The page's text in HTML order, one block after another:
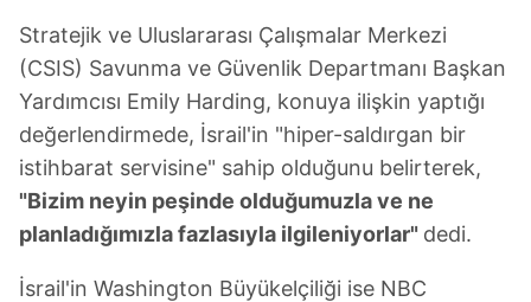
6698 sayılı Kişisel Verilerin Korunması Kanunu uyarınca
hazırlanmış Aydınlatma Metnimizi okumak ve sitemizde
ilgili mevzuata uygun olarak kullanılan çerezlerle ilgili bilgi
almak için lütfen tıklayınız .
Stratejik ve Uluslararası Çalışmalar Merkezi
(CSIS) Savunma ve Güvenlik Departmanı Başkan
Yardımcısı Emily Harding, konuya ilişkin yaptığı
değerlendirmede, İsrail'in "hiper-saldırgan bir
istihbarat servisine" sahip olduğunu belirterek,
"Bizim neyin peşinde olduğumuzla ve ne
planladığımızla fazlasıyla ilgileniyorlar" dedi.
İsrail'in Washington Büyükelçiliği ise NBC